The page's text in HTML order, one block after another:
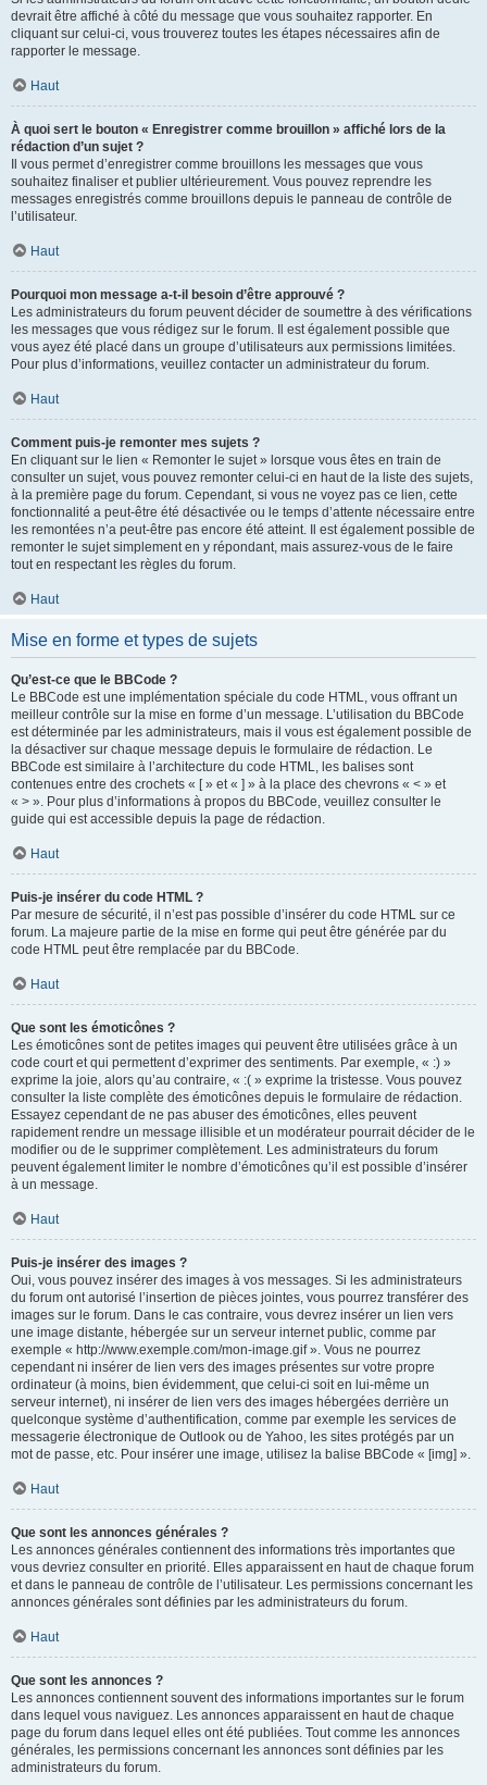
devrait être affiché à côté du message que vous souhaitez rapporter. En
cliquant sur celui-ci, vous trouverez toutes les étapes nécessaires afin de
rapporter le message.
Haut
À quoi sert le bouton « Enregistrer comme brouillon » affiché lors de la
rédaction d’un sujet ?
Il vous permet d’enregistrer comme brouillons les messages que vous
souhaitez finaliser et publier ultérieurement. Vous pouvez reprendre les
messages enregistrés comme brouillons depuis le panneau de contrôle de
l’utilisateur.
Haut
Pourquoi mon message a-t-il besoin d’être approuvé ?
Les administrateurs du forum peuvent décider de soumettre à des vérifications
les messages que vous rédigez sur le forum. Il est également possible que
vous ayez été placé dans un groupe d’utilisateurs aux permissions limitées.
Pour plus d’informations, veuillez contacter un administrateur du forum.
Haut
Comment puis-je remonter mes sujets ?
En cliquant sur le lien « Remonter le sujet » lorsque vous êtes en train de
consulter un sujet, vous pouvez remonter celui-ci en haut de la liste des sujets,
à la première page du forum. Cependant, si vous ne voyez pas ce lien, cette
fonctionnalité a peut-être été désactivée ou le temps d’attente nécessaire entre
les remontées n’a peut-être pas encore été atteint. Il est également possible de
remonter le sujet simplement en y répondant, mais assurez-vous de le faire
tout en respectant les règles du forum.
Haut
Mise en forme et types de sujets
Qu’est-ce que le BBCode ?
Le BBCode est une implémentation spéciale du code HTML, vous offrant un
meilleur contrôle sur la mise en forme d’un message. L’utilisation du BBCode
est déterminée par les administrateurs, mais il vous est également possible de
la désactiver sur chaque message depuis le formulaire de rédaction. Le
BBCode est similaire à l’architecture du code HTML, les balises sont
contenues entre des crochets « [ » et « ] » à la place des chevrons « < » et
« > ». Pour plus d’informations à propos du BBCode, veuillez consulter le
guide qui est accessible depuis la page de rédaction.
Haut
Puis-je insérer du code HTML ?
Par mesure de sécurité, il n’est pas possible d’insérer du code HTML sur ce
forum. La majeure partie de la mise en forme qui peut être générée par du
code HTML peut être remplacée par du BBCode.
Haut
Que sont les émoticônes ?
Les émoticônes sont de petites images qui peuvent être utilisées grâce à un
code court et qui permettent d’exprimer des sentiments. Par exemple, « :) »
exprime la joie, alors qu’au contraire, « :( » exprime la tristesse. Vous pouvez
consulter la liste complète des émoticônes depuis le formulaire de rédaction.
Essayez cependant de ne pas abuser des émoticônes, elles peuvent
rapidement rendre un message illisible et un modérateur pourrait décider de le
modifier ou de le supprimer complètement. Les administrateurs du forum
peuvent également limiter le nombre d’émoticônes qu’il est possible d’insérer
à un message.
Haut
Puis-je insérer des images ?
Oui, vous pouvez insérer des images à vos messages. Si les administrateurs
du forum ont autorisé l’insertion de pièces jointes, vous pourrez transférer des
images sur le forum. Dans le cas contraire, vous devrez insérer un lien vers
une image distante, hébergée sur un serveur internet public, comme par
exemple « http://www.exemple.com/mon-image.gif ». Vous ne pourrez
cependant ni insérer de lien vers des images présentes sur votre propre
ordinateur (à moins, bien évidemment, que celui-ci soit en lui-même un
serveur internet), ni insérer de lien vers des images hébergées derrière un
quelconque système d’authentification, comme par exemple les services de
messagerie électronique de Outlook ou de Yahoo, les sites protégés par un
mot de passe, etc. Pour insérer une image, utilisez la balise BBCode « [img] ».
Haut
Que sont les annonces générales ?
Les annonces générales contiennent des informations très importantes que
vous devriez consulter en priorité. Elles apparaissent en haut de chaque forum
et dans le panneau de contrôle de l’utilisateur. Les permissions concernant les
annonces générales sont définies par les administrateurs du forum.
Haut
Que sont les annonces ?
Les annonces contiennent souvent des informations importantes sur le forum
dans lequel vous naviguez. Les annonces apparaissent en haut de chaque
page du forum dans lequel elles ont été publiées. Tout comme les annonces
générales, les permissions concernant les annonces sont définies par les
administrateurs du forum.